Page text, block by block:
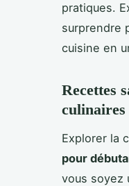
pratiques.
surprendre
cuisine en
Recettes
culinaires
Explorer la
pour
vous soyez